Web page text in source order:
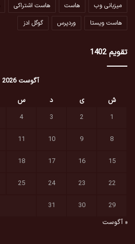
میزبانی وب
هاست هاست اشتراکی
هاست ویستا
وردپرس گوگل ادز
تقویم 1402
آگوست 2026
ش
ی د س
1
2
3
4
8
9
10
11
15
16
17
18
22
23
24
25
29
30
31
« آگوست